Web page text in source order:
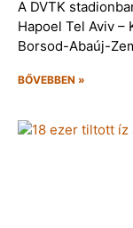
A DVTK
Hapoel Tel Aviv –
Borsod-Abaúj-
BŐVEBBEN »